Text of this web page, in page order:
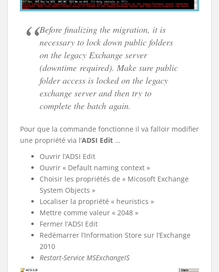
Before finalizing the migration, it is
necessary to lock down public folders
on the legacy Exchange server
(downtime required). Make sure public
folder access is locked on the legacy
exchange server and then try to
complete the batch again.
Pour que la commande fonctionne il va falloir modifier
une propriété via l’ADSI Edit …
Ouvrir l’ADSI Edit
Ouvrir « Default naming context »
Choisir les propriétés de « Micosoft Exchange
System Objects »
Localiser la propriété « heuristics »
Mettre comme valeur « 2048 »
Fermer l’ADSI Edit
Redémarrer l’Information Store sur l’Exchange
2010
Restart-Service MSExchangeIS